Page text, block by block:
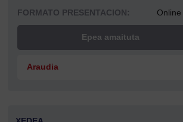
FORMATO PRESENTACION:
Online
Epea amaituta
Araudia